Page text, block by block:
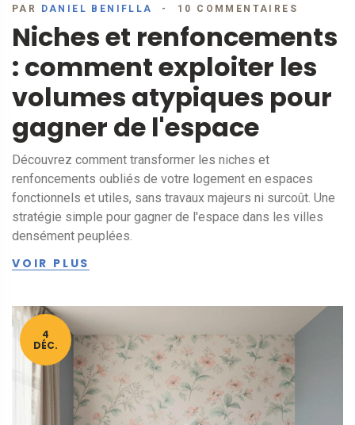
PAR DANIEL BENIFLLA 10 COMMENTAIRES
Niches et renfoncements
: comment exploiter les
volumes atypiques pour
gagner de l'espace
Découvrez comment transformer les niches et
renfoncements oubliés de votre logement en espaces
fonctionnels et utiles, sans travaux majeurs ni surcoût. Une
stratégie simple pour gagner de l'espace dans les villes
densément peuplées.
VOIR PLUS
4
DÉC.